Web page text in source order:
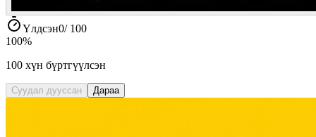
Үлдсэн0/ 100
100%
100 хүн бүртгүүлсэн
Суудал дууссан Дараа